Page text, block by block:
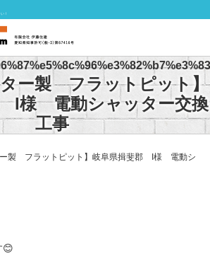
！
ー製 フラットピット】
I様 電動シャッター交換
工事
ー製 フラットピット】岐阜県揖斐郡 I様 電動シ
😊